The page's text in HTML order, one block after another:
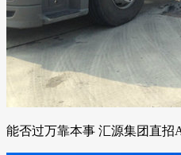
能否过万靠本事 汇源集团直招